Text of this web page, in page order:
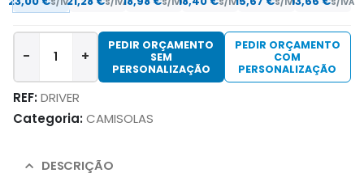
- +
PEDIR ORÇAMENTO
SEM
PERSONALIZAÇÃO
PEDIR ORÇAMENTO
COM
PERSONALIZAÇÃO
REF:DRIVER
Categoria:CAMISOLAS
DESCRIÇÃO